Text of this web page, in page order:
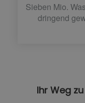
Sieben Mio.
dringend
Ihr Weg